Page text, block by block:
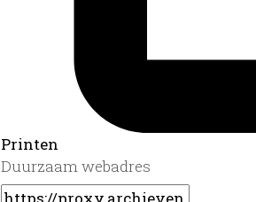
Printen
Duurzaam webadres